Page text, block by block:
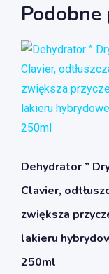
Dehydrator ”
Clavier,
zwiększa
lakieru
250ml